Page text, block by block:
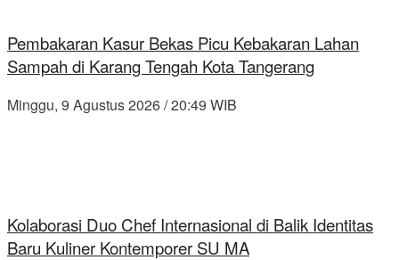
Pembakaran Kasur Bekas Picu Kebakaran Lahan
Sampah di Karang Tengah Kota Tangerang
Minggu, 9 Agustus 2026 / 20:49 WIB
Kolaborasi Duo Chef Internasional di Balik Identitas
Baru Kuliner Kontemporer SU MA